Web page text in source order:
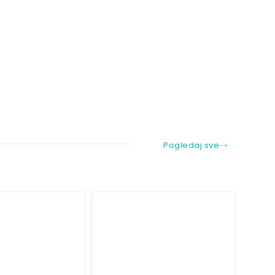
Pogledaj sve